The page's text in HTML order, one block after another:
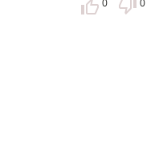
0 0